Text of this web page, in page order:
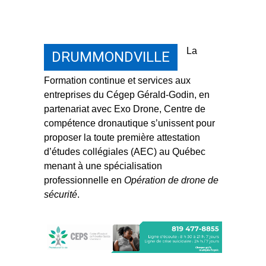
DRUMMONDVILLE La
Formation continue et services aux
entreprises du Cégep Gérald-Godin, en
partenariat avec Exo Drone, Centre de
compétence dronautique s’unissent pour
proposer la toute première attestation
d’études collégiales (AEC) au Québec
menant à une spécialisation
professionnelle en Opération de drone de
sécurité.